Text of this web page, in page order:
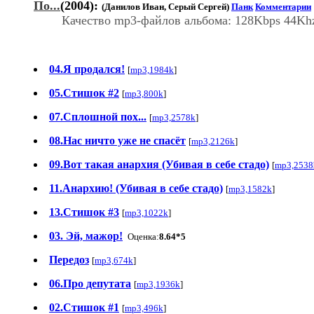
По...(2004): (Данилов Иван, Серый Сергей) Панк Комментарии
Качество mp3-файлов альбома: 128Kbps
04.Я продался! [mp3,1984k]
05.Стишок #2 [mp3,800k]
07.Сплошной пох... [mp3,2578k]
08.Нас ничто уже не спасёт [mp3,2126k]
09.Вот такая анархия (Убивая в себе стадо) [
11.Анархию! (Убивая в себе стадо) [mp3,1582k]
13.Стишок #3 [mp3,1022k]
03. Эй, мажор! Оценка:8.64*5
Передоз [mp3,674k]
06.Про депутата [mp3,1936k]
02.Стишок #1 [mp3,496k]